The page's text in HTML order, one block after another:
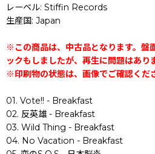
レーベル: Stiffin Records
生産国: Japan
※この商品は、中古品となります。盤
ックもしましたが、再生に問題はあり
※印刷物の状態は、画像でご確認くだ
01. Vote!! - Breakfast
02. 反英雄 - Breakfast
03. Wild Thing - Breakfast
04. No Vacation - Breakfast